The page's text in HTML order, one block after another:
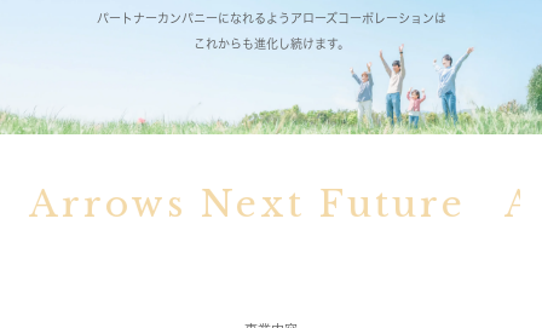
パートナーカンパニーになれるようアローズコーポレーションは
これからも進化し続けます。